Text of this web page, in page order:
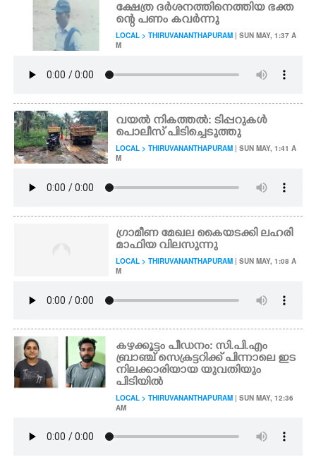
ക്ഷേത്ര ദർശനത്തിനെത്തിയ ഭക്ത
ന്റെ പണം കവർന്നു
LOCAL > THIRUVANANTHAPURAM | SUN MAY, 1:37 A
M
വയൽ നികത്തൽ: ടിപ്പറുകൾ
പൊലീസ് പിടിച്ചെടുത്തു
LOCAL > THIRUVANANTHAPURAM | SUN MAY, 1:41 A
M
ഗ്രാമീണ മേഖല കൈയടക്കി ലഹരി
മാഫിയ വിലസുന്നു
LOCAL > THIRUVANANTHAPURAM | SUN MAY, 1:08 A
M
​കഴക്കൂട്ടം പീഡനം: സി.പി.എം
ബ്രാഞ്ച് സെക്രട്ടറിക്ക് പിന്നാലെ ഇട
നിലക്കാരിയായ യുവതിയും
പിടിയിൽ
LOCAL > THIRUVANANTHAPURAM | SUN MAY, 12:36
AM